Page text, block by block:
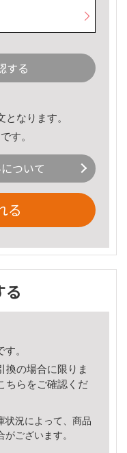
する
なります。
す。
ついて
る
る
。
換の場合に限りま
ちら をご確認くだ
状況によって、商品
ございます。